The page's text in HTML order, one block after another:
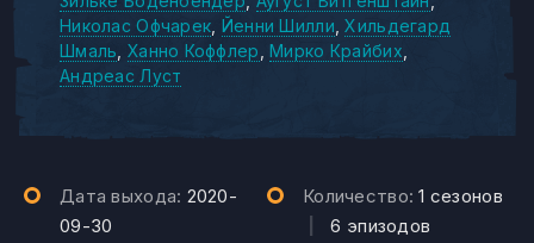
Николас Офчарек Йенни Шилли Хильдегард
Шмаль Ханно Коффлер Мирко Крайбих
Андреас Луст
Дата выхода: 2020-
09-30
Количество:1 сезонов
|6 эпизодов